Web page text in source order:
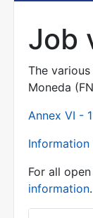
Show/
Job
The
Moneda
Annex VI -
For all
information.